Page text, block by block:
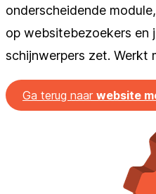
onderscheidende
op websitebezoekers en
schijnwerpers zet. Werkt
Ga terug naar website